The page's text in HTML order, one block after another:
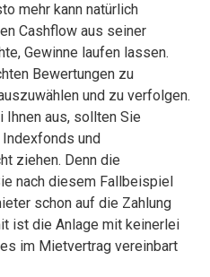
mehr kann natürlich
Cashflow aus seiner
Gewinne laufen lassen.
Bewertungen zu
und zu verfolgen.
aus, sollten Sie
und
ziehen. Denn die
nach diesem Fallbeispiel
schon auf die Zahlung
ist die Anlage mit keinerlei
im Mietvertrag vereinbart